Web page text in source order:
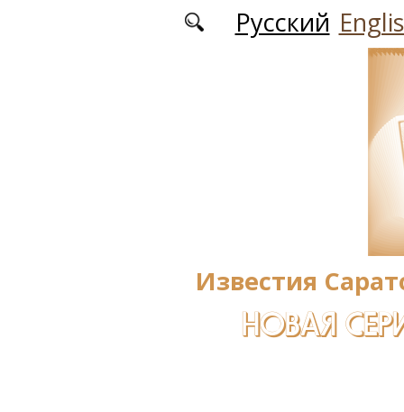
Перейти к основному содержаниюРусский
Известия
НОВАЯ